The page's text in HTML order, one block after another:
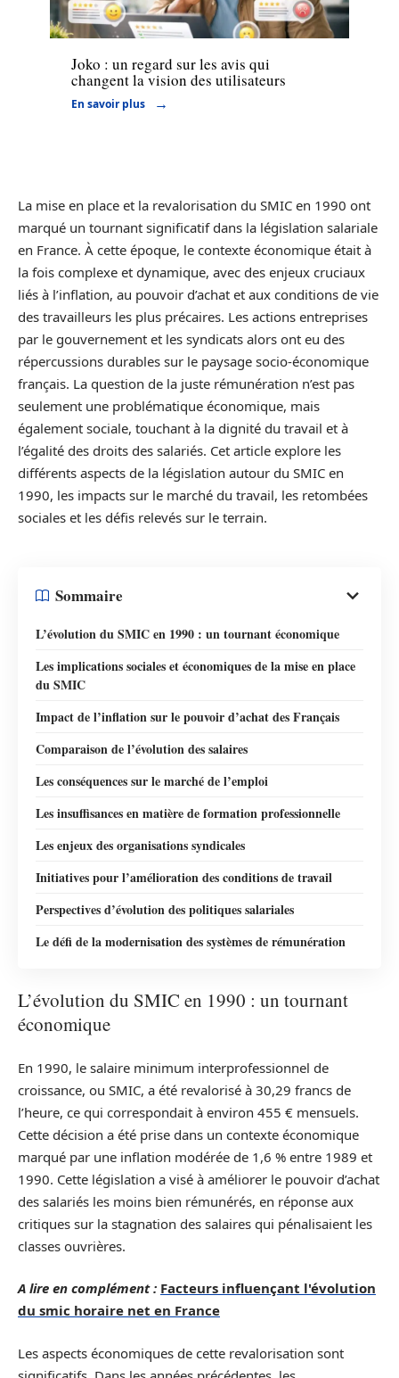
Actu
Joko : un regard sur les avis qui
changent la vision des utilisateurs
En savoir plus
La mise en place et la revalorisation du SMIC en 1990 ont
marqué un tournant significatif dans la législation salariale
en France. À cette époque, le contexte économique était à
la fois complexe et dynamique, avec des enjeux cruciaux
liés à l’inflation, au pouvoir d’achat et aux conditions de vie
des travailleurs les plus précaires. Les actions entreprises
par le gouvernement et les syndicats alors ont eu des
répercussions durables sur le paysage socio-économique
français. La question de la juste rémunération n’est pas
seulement une problématique économique, mais
également sociale, touchant à la dignité du travail et à
l’égalité des droits des salariés. Cet article explore les
différents aspects de la législation autour du SMIC en
1990, les impacts sur le marché du travail, les retombées
sociales et les défis relevés sur le terrain.
Sommaire
L’évolution du SMIC en 1990 : un tournant économique
Les implications sociales et économiques de la mise en place
du SMIC
Impact de l’inflation sur le pouvoir d’achat des Français
Comparaison de l’évolution des salaires
Les conséquences sur le marché de l’emploi
Les insuffisances en matière de formation professionnelle
Les enjeux des organisations syndicales
Initiatives pour l’amélioration des conditions de travail
Perspectives d’évolution des politiques salariales
Le défi de la modernisation des systèmes de rémunération
L’évolution du SMIC en 1990 : un tournant
économique
En 1990, le salaire minimum interprofessionnel de
croissance, ou SMIC, a été revalorisé à 30,29 francs de
l’heure, ce qui correspondait à environ 455 € mensuels.
Cette décision a été prise dans un contexte économique
marqué par une inflation modérée de 1,6 % entre 1989 et
1990. Cette législation a visé à améliorer le pouvoir d’achat
des salariés les moins bien rémunérés, en réponse aux
critiques sur la stagnation des salaires qui pénalisaient les
classes ouvrières.
A lire en complément : Facteurs influençant l'évolution
du smic horaire net en France
Les aspects économiques de cette revalorisation sont